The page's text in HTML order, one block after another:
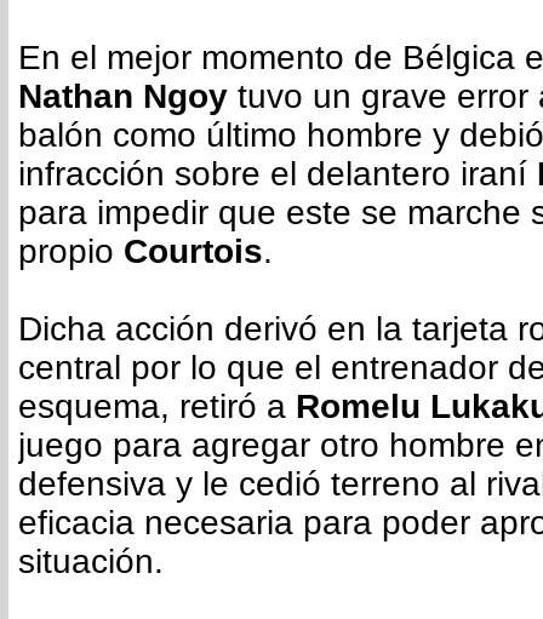
En el mejor momento de Bélgica
Nathan Ngoy tuvo un grave error
balón como último hombre y
infracción sobre el delantero iraní
para impedir que este se marche
propio Courtois.
Dicha acción derivó en la tarjeta
central por lo que el entrenador
esquema, retiró a Romelu
juego para agregar otro hombre
defensiva y le cedió terreno al
eficacia necesaria para poder
situación.